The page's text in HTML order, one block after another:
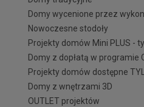
Domy wycenione przez
Nowoczesne stodoły
Projekty domów Mini PLUS -
Domy z dopłatą w programie
Projekty domów dostępne
Domy z wnętrzami 3D
OUTLET projektów